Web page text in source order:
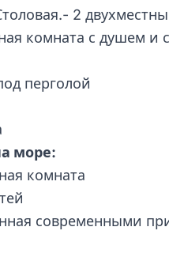
2
комната с душем и
перголой
море:
комната
современными